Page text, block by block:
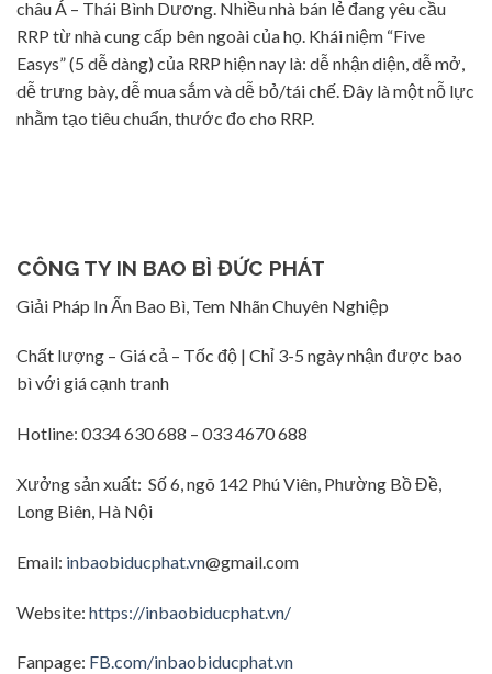
châu Á – Thái Bình Dương. Nhiều nhà bán lẻ đang yêu cầu
RRP từ nhà cung cấp bên ngoài của họ. Khái niệm “Five
Easys” (5 dễ dàng) của RRP hiện nay là: dễ nhận diện, dễ mở,
dễ trưng bày, dễ mua sắm và dễ bỏ/tái chế. Đây là một nỗ lực
nhằm tạo tiêu chuẩn, thước đo cho RRP.
CÔNG TY IN BAO BÌ ĐỨC PHÁT
Giải Pháp In Ấn Bao Bì, Tem Nhãn Chuyên Nghiệp
Chất lượng – Giá cả – Tốc độ | Chỉ 3-5 ngày nhận được bao
bì với giá cạnh tranh
Hotline: 0334 630 688 – 033 4670 688
Xưởng sản xuất: Số 6, ngõ 142 Phú Viên, Phường Bồ Đề,
Long Biên, Hà Nội
Email: inbaobiducphat.vn@gmail.com
Website: https://inbaobiducphat.vn/
Fanpage: FB.com/inbaobiducphat.vn